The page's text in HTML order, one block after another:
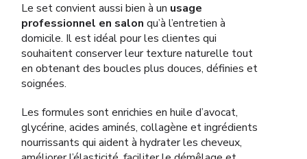
Le set convient aussi bien à un usage
professionnel en salon qu’à l’entretien à
domicile. Il est idéal pour les clientes qui
souhaitent conserver leur texture naturelle tout
en obtenant des boucles plus douces, définies et
soignées.
Les formules sont enrichies en huile d’avocat,
glycérine, acides aminés, collagène et ingrédients
nourrissants qui aident à hydrater les cheveux,